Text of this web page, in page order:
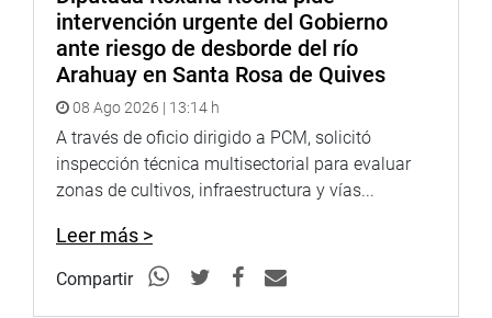
intervención urgente del Gobierno
ante riesgo de desborde del río
Arahuay en Santa Rosa de Quives
08 Ago 2026 | 13:14 h
A través de oficio dirigido a PCM, solicitó
inspección técnica multisectorial para evaluar
zonas de cultivos, infraestructura y vías...
Leer más >
Compartir